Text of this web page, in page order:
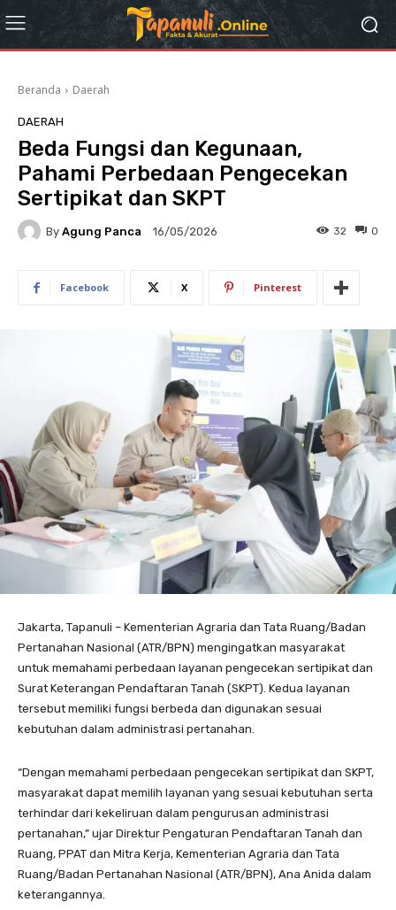
Beranda Daerah
DAERAH
Beda Fungsi dan Kegunaan,
Pahami Perbedaan Pengecekan
Sertipikat dan SKPT
By Agung Panca 16/05/2026 0
32
Facebook X Pinterest
Jakarta, Tapanuli – Kementerian Agraria dan Tata Ruang/Badan
Pertanahan Nasional (ATR/BPN) mengingatkan masyarakat
untuk memahami perbedaan layanan pengecekan sertipikat dan
Surat Keterangan Pendaftaran Tanah (SKPT). Kedua layanan
tersebut memiliki fungsi berbeda dan digunakan sesuai
kebutuhan dalam administrasi pertanahan.
“Dengan memahami perbedaan pengecekan sertipikat dan SKPT,
masyarakat dapat memilih layanan yang sesuai kebutuhan serta
terhindar dari kekeliruan dalam pengurusan administrasi
pertanahan,” ujar Direktur Pengaturan Pendaftaran Tanah dan
Ruang, PPAT dan Mitra Kerja, Kementerian Agraria dan Tata
Ruang/Badan Pertanahan Nasional (ATR/BPN), Ana Anida dalam
keterangannya.